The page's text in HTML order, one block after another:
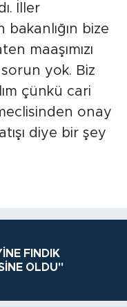
İller
bakanlığın bize
maaşımızı
yok. Biz
çünkü cari
onay
diye bir şey
FINDIK
OLDU"